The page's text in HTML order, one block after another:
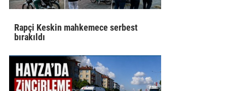
Rapçi Keskin mahkemece serbest
bırakıldı